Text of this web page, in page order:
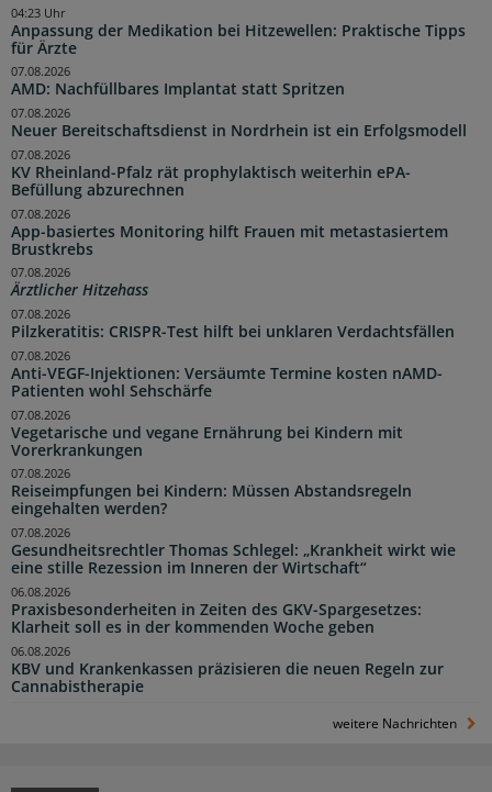
Anpassung der Medikation bei Hitzewellen: Praktische Tipps
für Ärzte
04:23 Uhr
AMD: Nachfüllbares Implantat statt Spritzen
07.08.2026
Neuer Bereitschaftsdienst in Nordrhein ist ein Erfolgsmodell
07.08.2026
KV Rheinland-Pfalz rät prophylaktisch weiterhin ePA-
Befüllung abzurechnen
07.08.2026
App-basiertes Monitoring hilft Frauen mit metastasiertem
Brustkrebs
07.08.2026
Ärztlicher Hitzehass
07.08.2026
Pilzkeratitis: CRISPR-Test hilft bei unklaren Verdachtsfällen
07.08.2026
Anti-VEGF-Injektionen: Versäumte Termine kosten nAMD-
Patienten wohl Sehschärfe
07.08.2026
Vegetarische und vegane Ernährung bei Kindern mit
Vorerkrankungen
07.08.2026
Reiseimpfungen bei Kindern: Müssen Abstandsregeln
eingehalten werden?
07.08.2026
Gesundheitsrechtler Thomas Schlegel: „Krankheit wirkt wie
eine stille Rezession im Inneren der Wirtschaft“
07.08.2026
Praxisbesonderheiten in Zeiten des GKV-Spargesetzes:
Klarheit soll es in der kommenden Woche geben
06.08.2026
KBV und Krankenkassen präzisieren die neuen Regeln zur
Cannabistherapie
06.08.2026
weitere Nachrichten